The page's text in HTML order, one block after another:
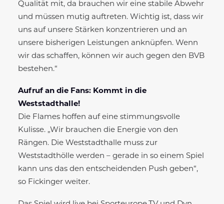
Qualität mit, da brauchen wir eine stabile Abwehr
und müssen mutig auftreten. Wichtig ist, dass wir
uns auf unsere Stärken konzentrieren und an
unsere bisherigen Leistungen anknüpfen. Wenn
wir das schaffen, können wir auch gegen den BVB
bestehen.“
Aufruf an die Fans: Kommt in die
Weststadthalle!
Die Flames hoffen auf eine stimmungsvolle
Kulisse. „Wir brauchen die Energie von den
Rängen. Die Weststadthalle muss zur
Weststadthölle werden – gerade in so einem Spiel
kann uns das den entscheidenden Push geben“,
so Fickinger weiter.